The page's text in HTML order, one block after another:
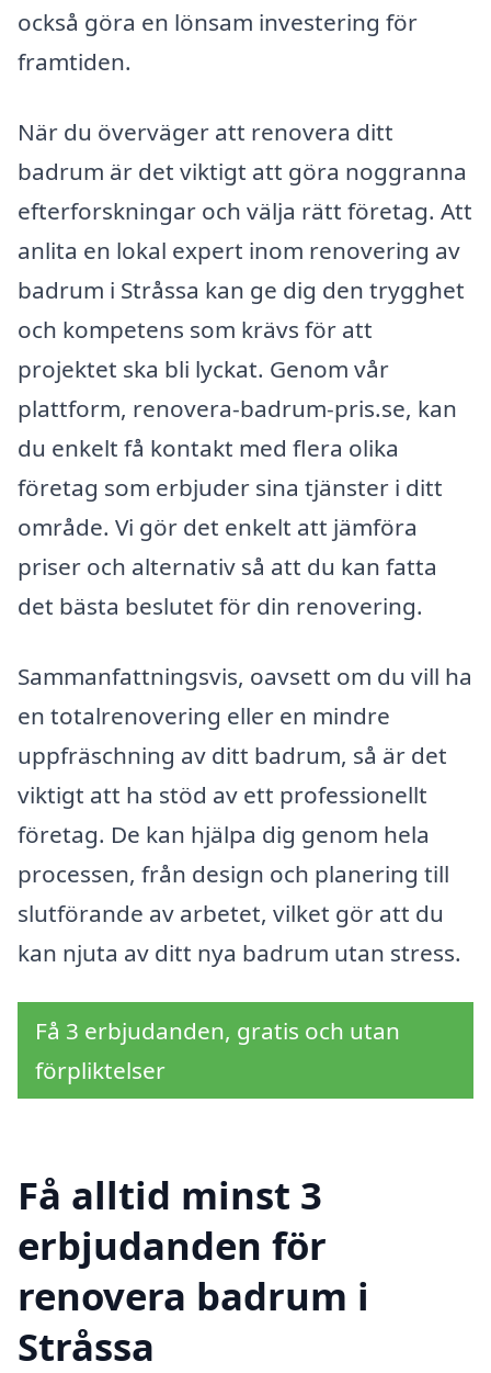
också göra en lönsam investering för
framtiden.
När du överväger att renovera ditt
badrum är det viktigt att göra noggranna
efterforskningar och välja rätt företag. Att
anlita en lokal expert inom renovering av
badrum i Stråssa kan ge dig den trygghet
och kompetens som krävs för att
projektet ska bli lyckat. Genom vår
plattform, renovera-badrum-pris.se, kan
du enkelt få kontakt med flera olika
företag som erbjuder sina tjänster i ditt
område. Vi gör det enkelt att jämföra
priser och alternativ så att du kan fatta
det bästa beslutet för din renovering.
Sammanfattningsvis, oavsett om du vill ha
en totalrenovering eller en mindre
uppfräschning av ditt badrum, så är det
viktigt att ha stöd av ett professionellt
företag. De kan hjälpa dig genom hela
processen, från design och planering till
slutförande av arbetet, vilket gör att du
kan njuta av ditt nya badrum utan stress.
Få 3 erbjudanden, gratis och utan
förpliktelser
Få alltid minst 3
erbjudanden för
renovera badrum i
Stråssa